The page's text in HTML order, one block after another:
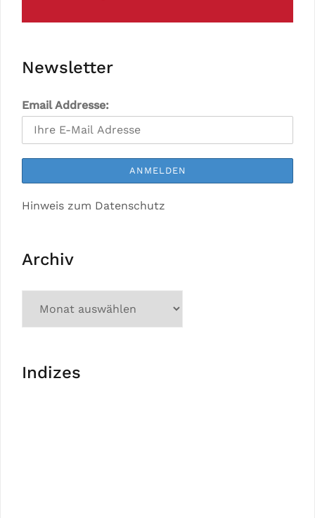
Newsletter
Email Addresse:
Hinweis zum Datenschutz
Archiv
Indizes